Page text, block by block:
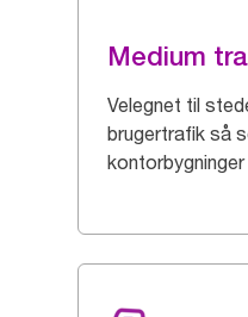
Medium
Velegnet til
brugertrafik så
kontorbygninger